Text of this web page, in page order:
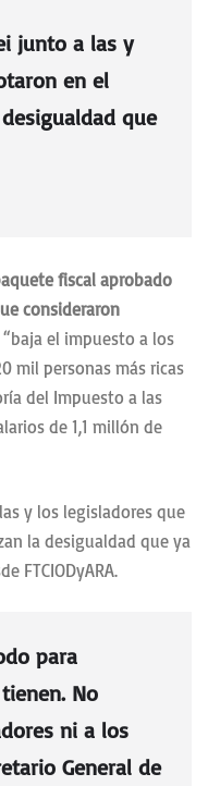
junto a las y
en el
que
fiscal aprobado
consideraron
el impuesto a los
mil personas más ricas
del Impuesto a las
de 1,1 millón de
y los legisladores que
la desigualdad que ya
FTCIODyARA.
para
No
ni a los
General de